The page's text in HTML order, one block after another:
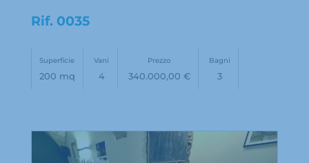
Rif.0035
Superficie
200 mq
Vani
4
Prezzo
340.000,00 €
Bagni
3